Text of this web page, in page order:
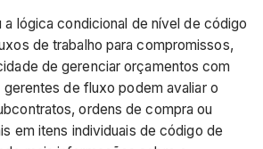
a lógica condicional de nível de código
de trabalho para compromissos,
de gerenciar orçamentos com
de fluxo podem avaliar o
ordens de compra ou
em itens individuais de código de